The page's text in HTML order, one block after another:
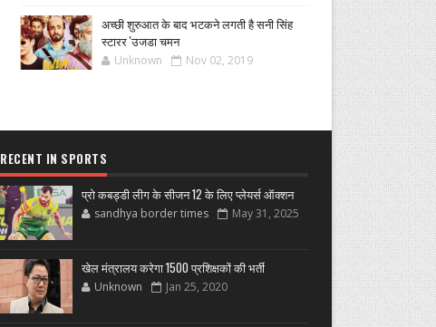
अच्छी शुरुआत के बाद भटकने लगती है सनी सिंह
स्टारर 'उजडा चमन
Unknown Nov 02, 2019
RECENT IN SPORTS
प्रो कबड्डी लीग के सीजन 12 के लिए प्लेयर्स ऑक्शन
sandhya border times May 31, 2025
खेल मंत्रालय करेगा 1500 प्रशिक्षकों की भर्ती
Unknown Jan 25, 2020